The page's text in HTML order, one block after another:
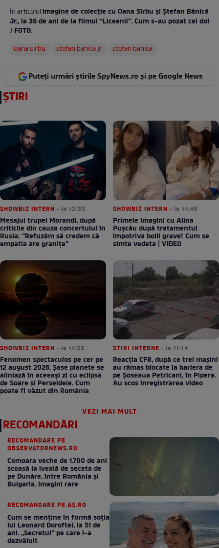
În articolulImagine de colecție cu Oana Sîrbu și Ștefan Bănică
Jr., la 36 de ani de la filmul “Liceenii”. Cum s-au pozat cei doi
/ FOTO:
oana sirbu
stefan banica jr stefan banica
Puteți urmări știrile SpyNews.ro și pe Google News
ȘTIRI
SHOWBIZ INTERN • la 12:33
Mesajul trupei Morandi, după
criticile din cauza concertului în
Rusia: ”Refuzăm să credem că
empatia are granițe”
SHOWBIZ INTERN • la 11:46
Primele imagini cu Alina
Pușcău după tratamentul
împotriva bolii grave! Cum se
simte vedeta | VIDEO
SHOWBIZ INTERN • la 11:25
Fenomen spectaculos pe cer pe
12 august 2026. Șase planete se
aliniază în aceeași zi cu eclipsa
de Soare și Perseidele. Cum
poate fi văzut din România
STIRI INTERNE • la 11:14
Reacția CFR, după ce trei mașini
au rămas blocate la bariera de
pe Șoseaua Petricani, în Pipera.
Au scos înregistrarea video
VEZI MAI MULT
RECOMANDĂRI
RECOMANDARE PE
OBSERVATORNEWS.RO
Comoara veche de 1.700 de ani
scoasă la iveală de seceta de
pe Dunăre, între România şi
Bulgaria. Imagini rare
RECOMANDARE PE AS.RO
Cum se menţine în formă soţia
lui Leonard Doroftei, la 51 de
ani. „Secretul” pe care l-a
dezvăluit